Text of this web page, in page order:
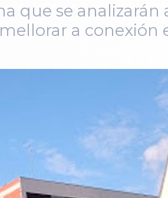
que se analizarán
a conexión